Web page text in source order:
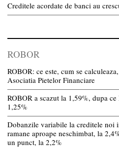
Creditele acordate de banci au
ROBOR
ROBOR: ce este, cum se
Asociatia Pietelor Financiare
ROBOR a scazut la 1,59%, dupa
1,25%
Dobanzile variabile la creditele noi
ramane aproape neschimbat, la
un punct, la 2,2%